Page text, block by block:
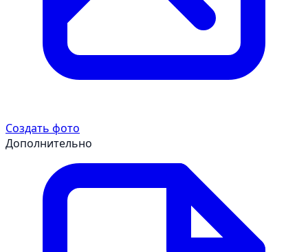
Создать фото
Дополнительно